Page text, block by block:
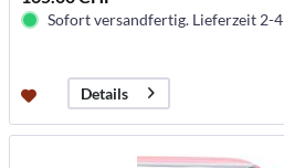
Sofort versandfertig. Lieferzeit 2-4
Details